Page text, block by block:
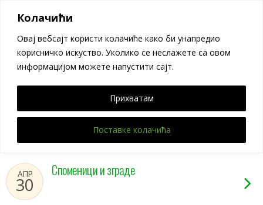
Колачићи
Овај вебсајт користи колачиће како би унапредио
корисничко искуство. Уколико се неслажете са овом
информацијом можете напустити сајт.
Поставке колачића
Прихватам
Categories › Фотографије
МАЈ Записи из давнина
АПР
30
Споменици и зграде